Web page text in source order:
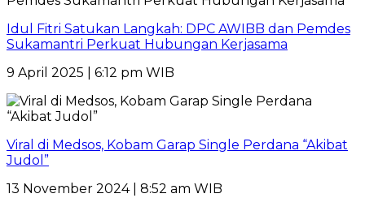
Idul Fitri Satukan Langkah: DPC AWIBB dan Pemdes
Sukamantri Perkuat Hubungan Kerjasama
9 April 2025 | 6:12 pm WIB
Viral di Medsos, Kobam Garap Single Perdana “Akibat
Judol”
13 November 2024 | 8:52 am WIB